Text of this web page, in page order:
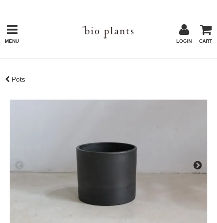
MENU LOGIN CART
Pots